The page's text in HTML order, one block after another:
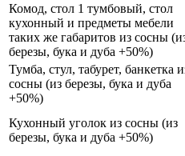
Комод, стол 1 тумбовый, стол
кухонный и предметы мебели
таких же габаритов из сосны
березы, бука и дуба +50%)
Тумба, стул, табурет, банкетка
сосны (из березы, бука и дуба
+50%)
Кухонный уголок из сосны (из
березы, бука и дуба +50%)